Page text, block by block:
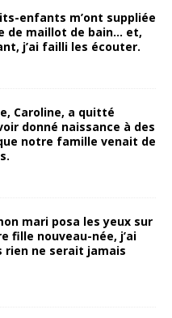
enfants m’ont suppliée
de maillot de bain… et,
j’ai failli les écouter.
Caroline, a quitté
donné naissance à des
notre famille venait de
mari posa les yeux sur
fille nouveau-née, j’ai
rien ne serait jamais